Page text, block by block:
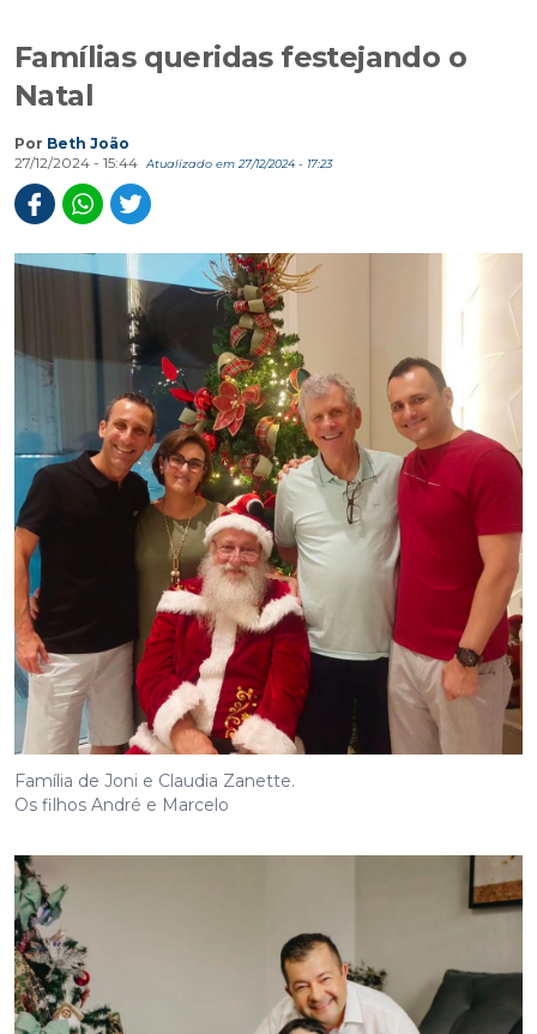
Famílias queridas festejando o
Natal
Por Beth João
27/12/2024 - 15:44
Atualizado em 27/12/2024 - 17:23
Família de Joni e Claudia Zanette.
Os filhos André e Marcelo